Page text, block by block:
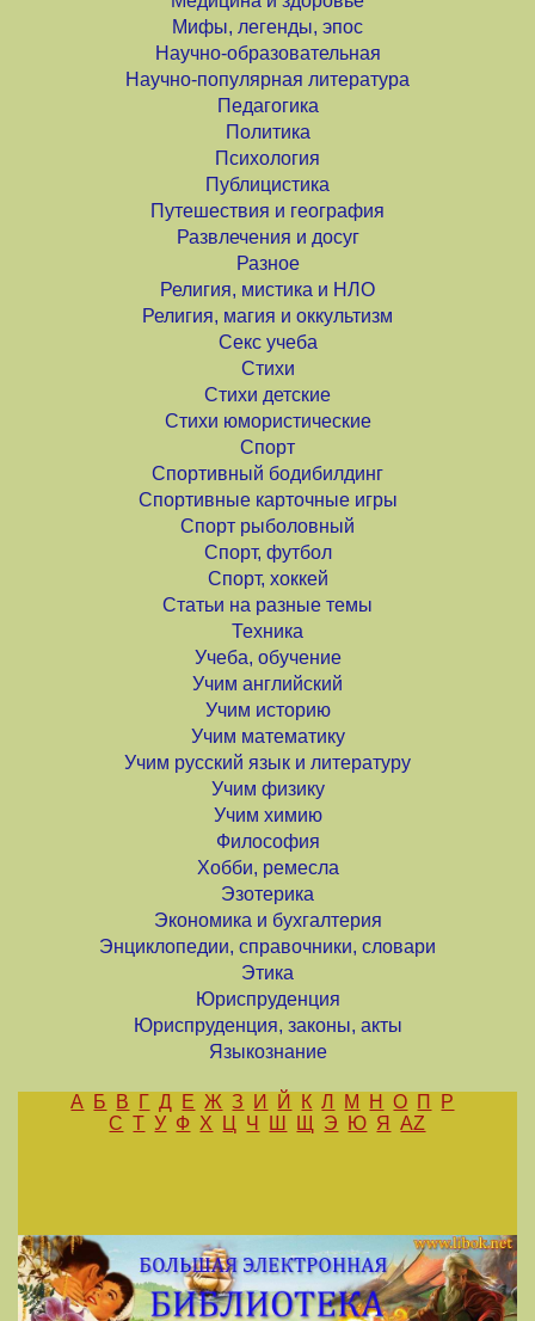
Мифы, легенды, эпос
Научно-образовательная
Научно-популярная литература
Педагогика
Политика
Психология
Публицистика
Путешествия и география
Развлечения и досуг
Разное
Религия, мистика и НЛО
Религия, магия и оккультизм
Секс учеба
Стихи
Стихи детские
Стихи юмористические
Спорт
Спортивный бодибилдинг
Спортивные карточные игры
Спорт рыболовный
Спорт, футбол
Спорт, хоккей
Статьи на разные темы
Техника
Учеба, обучение
Учим английский
Учим историю
Учим математику
Учим русский язык и литературу
Учим физику
Учим химию
Философия
Хобби, ремесла
Эзотерика
Экономика и бухгалтерия
Энциклопедии, справочники, словари
Этика
Юриспруденция
Юриспруденция, законы, акты
Языкознание
А Б В Г Д Е Ж З И Й К Л М Н О П
Р
С Т У Ф Х Ц Ч Ш Щ Э Ю Я AZ